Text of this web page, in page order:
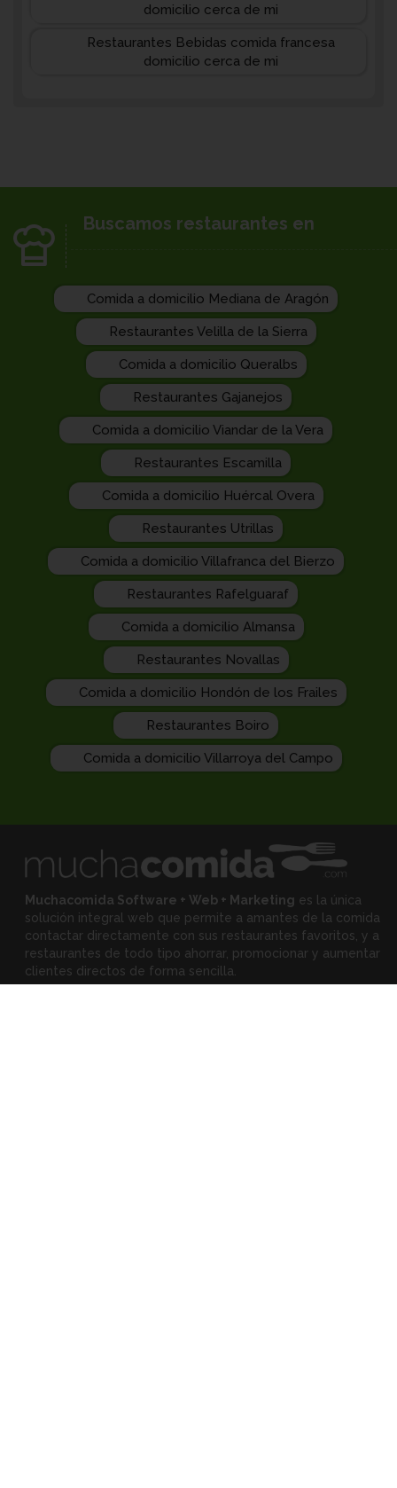
domicilio cerca de mi
Restaurantes Bebidas comida francesa
domicilio cerca de mi
Buscamos restaurantes en
Comida a domicilio Mediana de Aragón
Restaurantes Velilla de la Sierra
Comida a domicilio Queralbs
Restaurantes Gajanejos
Comida a domicilio Viandar de la Vera
Restaurantes Escamilla
Comida a domicilio Huércal Overa
Restaurantes Utrillas
Comida a domicilio Villafranca del Bierzo
Restaurantes Rafelguaraf
Comida a domicilio Almansa
Restaurantes Novallas
Comida a domicilio Hondón de los Frailes
Restaurantes Boiro
Comida a domicilio Villarroya del Campo
Muchacomida Software + Web + Marketing es la única
solución integral web que permite a amantes de la comida
contactar directamente con sus restaurantes favoritos, y a
restaurantes de todo tipo ahorrar, promocionar y aumentar
clientes directos de forma sencilla.